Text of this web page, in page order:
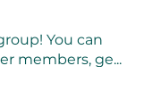
You can
members, ge...